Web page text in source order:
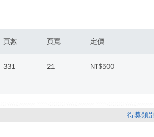
頁數 頁寬 定價
331 21 NT$500
得獎類別